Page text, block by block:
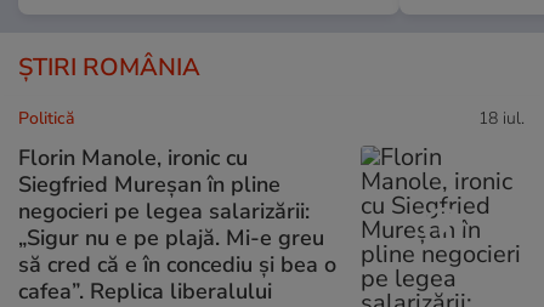
ȘTIRI ROMÂNIA
Politică 18 iul.
Florin Manole, ironic cu
Siegfried Mureșan în pline
negocieri pe legea salarizării:
„Sigur nu e pe plajă. Mi-e greu
să cred că e în concediu și bea o
cafea”. Replica liberalului